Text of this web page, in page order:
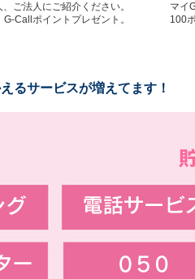
ご法人にご紹介ください。
Callポイントプレゼント。
マイ
100
るサービスが増えてます！